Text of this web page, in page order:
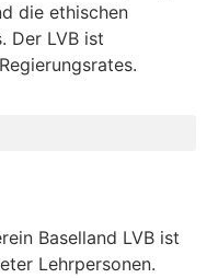
die ethischen
Der LVB ist
Baselland LVB ist
Lehrpersonen.